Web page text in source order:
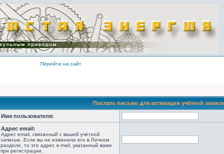
Перейти на сайт
Послать письмо для активации учётной записи
Имя пользователя:
Адрес email:
Адрес email, связанный с вашей учётной
записью. Если вы не изменили его в Личном
разделе, то это адрес e-mail, указанный вами
при регистрации.